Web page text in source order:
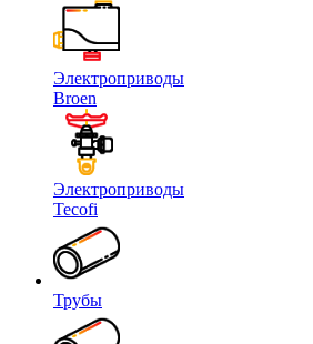
Электроприводы
Broen
Электроприводы
Tecofi
Трубы